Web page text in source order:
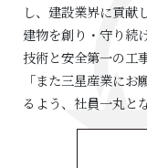
し、建設業界に貢献
建物を創り・守り続
技術と安全第一の工
「また三星産業に
るよう、社員一丸と